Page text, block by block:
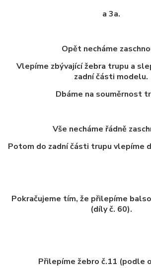
a 3a.
Opět necháme
Vlepíme zbývající žebra trupu a
zadní části modelu.
Dbáme na souměrnost
Vše necháme řádně
Potom do zadní části trupu vlepíme
Pokračujeme tím, že přilepíme
(díly č. 60).
Přilepíme žebro č.11 (podle